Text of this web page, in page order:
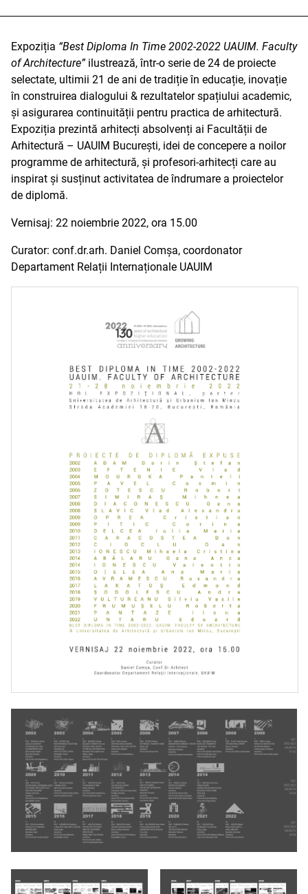
Expoziția “Best Diploma In Time 2002-2022 UAUIM. Faculty
of Architecture”ilustrează, într-o serie de 24 de proiecte
selectate, ultimii 21 de ani de tradiție în educație, inovație
în construirea dialogului & rezultatelor spațiului academic,
și asigurarea continuității pentru practica de arhitectură.
Expoziția prezintă arhitecți absolvenți ai Facultății de
Arhitectură – UAUIM București, idei de concepere a noilor
programme de arhitectură, și profesori-arhitecți care au
inspirat și susținut activitatea de îndrumare a proiectelor
de diplomă.
Vernisaj: 22 noiembrie 2022, ora 15.00
Curator: conf.dr.arh. Daniel Comșa, coordonator
Departament Relații Internaționale UAUIM